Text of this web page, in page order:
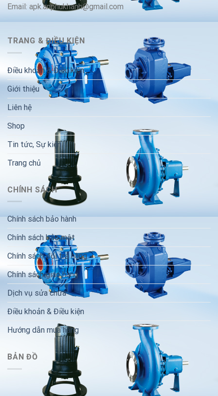
Email: apk.anphukhanh@gmail.com
TRANG & ĐIỀU KIỆN
Điều khoản & Điều kiện
Giới thiệu
Liên hệ
Shop
Tin tức, Sự kiện
Trang chủ
CHÍNH SÁCH
Chính sách bảo hành
Chính sách bảo mật
Chính sách đổi trả hàng
Chính sách giao hàng
Dịch vụ sửa chữa
Điều khoản & Điều kiện
Hướng dẫn mua hàng
BẢN ĐỒ